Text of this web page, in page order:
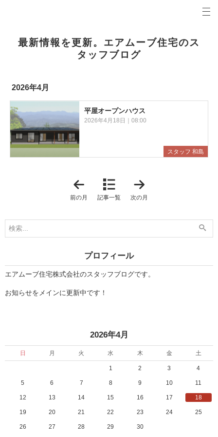
2026年4月
最新情報を更新。エアムーブ住宅のス
タッフブログ
スタッフ 和島
平屋オープンハウス
2026年4月18日｜08:00
3
前の月 記事一覧
5
次の月
プロフィール
エアムーブ住宅株式会社のスタッフブログです。
お知らせをメインに更新中です！
2026年4月
日 月 火 水 木 金 土
1 2 3 4
5 6 7 8 9 10 11
12 13 14 15 16 17 18
19 20 21 22 23 24 25
26 27 28 29 30